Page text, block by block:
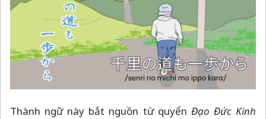
Thành ngữ này bắt nguồn từ quyển Đạo Đức Kinh